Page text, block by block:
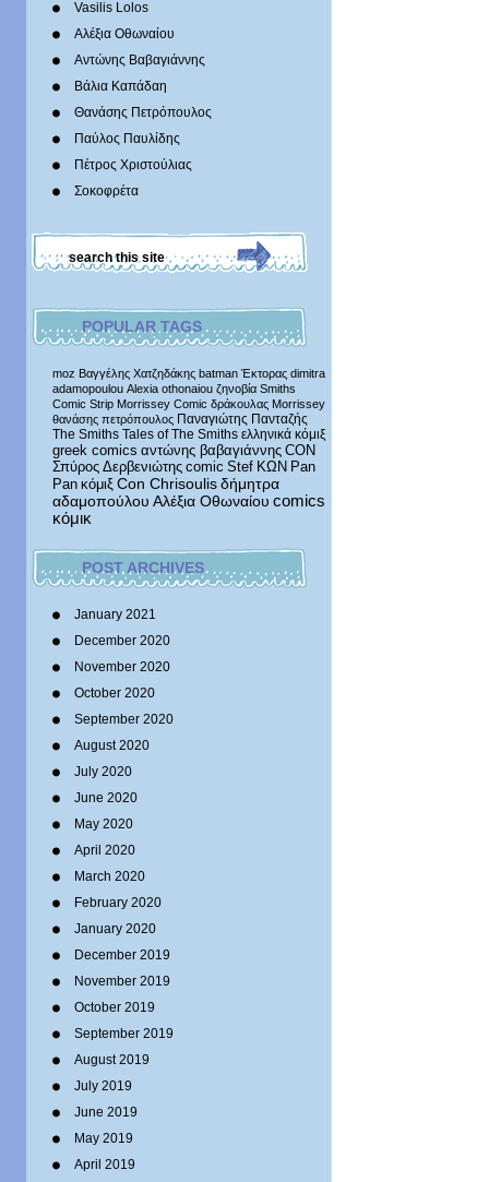
Vasilis Lolos
Αλέξια Οθωναίου
Αντώνης Βαβαγιάννης
Βάλια Καπάδαη
Θανάσης Πετρόπουλος
Παύλος Παυλίδης
Πέτρος Χριστούλιας
Σοκοφρέτα
POPULAR TAGS
moz Βαγγέλης Χατζηδάκης batman Έκτορας dimitra
adamopoulou Alexia othonaiou ζηνοβία Smiths
Comic Strip Morrissey Comic δράκουλας Morrissey
θανάσης πετρόπουλος Παναγιώτης Πανταζής
The Smiths Tales of The Smiths ελληνικά κόμιξ
greek comics αντώνης βαβαγιάννης CON
Σπύρος Δερβενιώτης comic Stef ΚΩΝ Pan
Pan κόμιξ Con Chrisoulis δήμητρα
αδαμοπούλου Αλέξια Οθωναίου comics
κόμικ
POST ARCHIVES
January 2021
December 2020
November 2020
October 2020
September 2020
August 2020
July 2020
June 2020
May 2020
April 2020
March 2020
February 2020
January 2020
December 2019
November 2019
October 2019
September 2019
August 2019
July 2019
June 2019
May 2019
April 2019